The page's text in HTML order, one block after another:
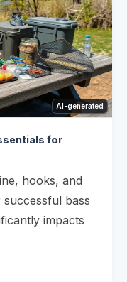
AI-generated
for
hooks, and
bass
impacts